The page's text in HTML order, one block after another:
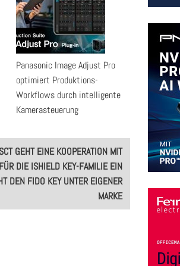
Panasonic Image Adjust Pro
optimiert Produktions-
Workflows durch intelligente
Kamerasteuerung
GEHT EINE KOOPERATION MIT
DIE ISHIELD KEY-FAMILIE EIN
DEN FIDO KEY UNTER EIGENER
MARKE